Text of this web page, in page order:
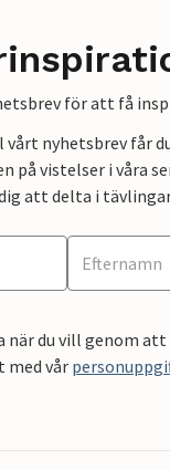
för att få
nyhetsbrev får
på vistelser i våra
att delta i
när du vill genom
vår